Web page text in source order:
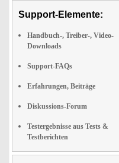
Support-Elemente:
Handbuch-, Treiber-, Video-
Downloads
Support-FAQs
Erfahrungen, Beiträge
Diskussions-Forum
Testergebnisse aus Tests &
Testberichten